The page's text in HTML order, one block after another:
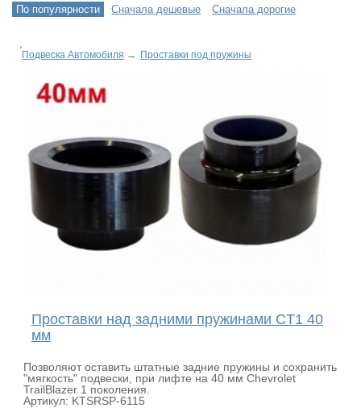
По популярности Сначала дешевые Сначала дорогие
Подвеска Автомобиля → Проставки под пружины
Проставки над задними пружинами CT1 40
мм
Позволяют оставить штатные задние пружины и сохранить
"мягкость" подвески, при лифте на 40 мм Chevrolet
TrailBlazer 1 поколения.
Артикул: KTSRSP-6115